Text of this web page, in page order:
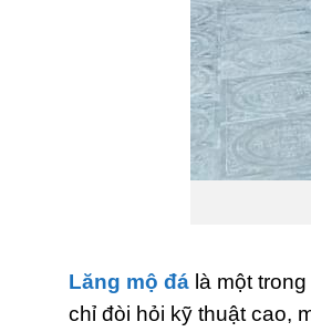
Lăng mộ đá là một
chỉ đòi hỏi kỹ thuật cao,